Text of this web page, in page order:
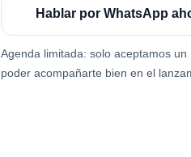
Hablar por WhatsApp
Agenda limitada: solo aceptamos
poder acompañarte bien en el